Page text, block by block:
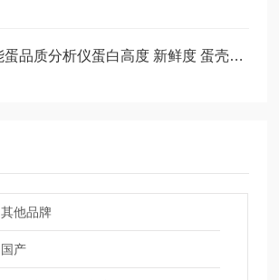
恒奥德仪多功能蛋品质分析仪蛋白高度 新鲜度 蛋壳厚度工作原理操作流程
其他品牌
国产